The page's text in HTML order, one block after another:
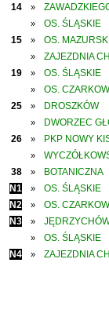
14
»
»
OS. ŚLĄSKIE
15
» OS.
»
ZAJEZDNIA
19
» OS. ŚLĄSKIE
»
OS.
25
» DROSZKÓW
»
DWORZEC
26
» PKP NOWY
»
38
»
BOTANICZNA
N1
»
OS. ŚLĄSKIE
N2
»
OS.
N3
»
»
OS. ŚLĄSKIE
N4
» ZAJEZDNIA